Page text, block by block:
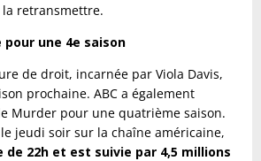
retransmettre.
une 4e saison
de droit, incarnée par Viola Davis,
prochaine. ABC a également
Murder pour une quatrième saison.
jeudi soir sur la chaîne américaine,
de 22h et est suivie par 4,5 millions